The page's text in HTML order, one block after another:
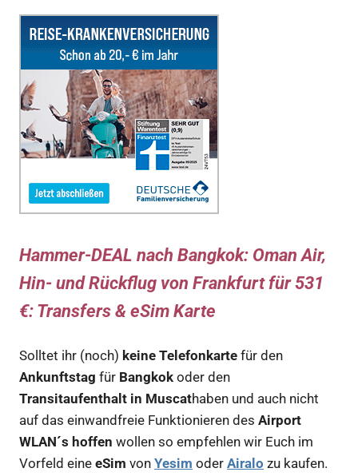
Hammer-DEAL nach Bangkok: Oman Air,
Hin- und Rückflug von Frankfurt für 531
€: Transfers & eSim Karte
Solltet ihr (noch) keine Telefonkarte für den
Ankunftstag für Bangkok oder den
Transitaufenthalt in Muscathaben und auch nicht
auf das einwandfreie Funktionieren des Airport
WLAN´s hoffen wollen so empfehlen wir Euch im
Vorfeld eine eSim von Yesim oder Airalo zu kaufen.